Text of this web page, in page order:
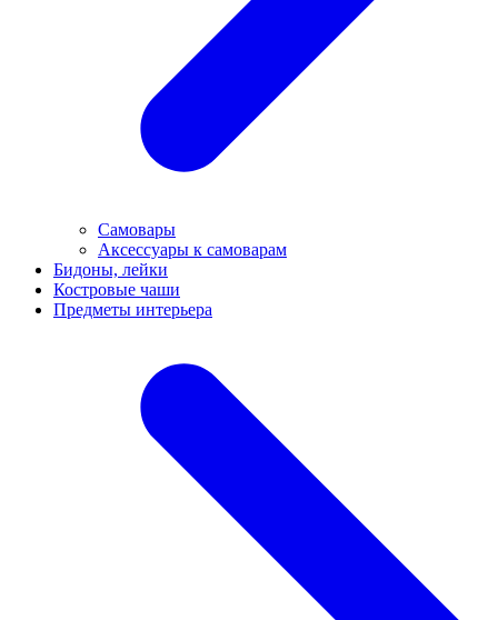
Самовары
Аксессуары к самоварам
Бидоны, лейки
Костровые чаши
Предметы интерьера